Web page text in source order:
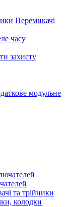
Перемикачі
часу
захисту
модульне
та трійники
колодки